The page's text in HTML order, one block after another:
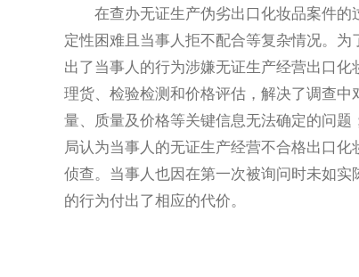
在查办无证生产伪劣出口化妆品案件的
定性困难且当事人拒不配合等复杂情况。
出了当事人的行为涉嫌无证生产经营出口
理货、检验检测和价格评估，解决了调查
量、质量及价格等关键信息无法确定的问
局认为当事人的无证生产经营不合格出口
侦查。当事人也因在第一次被询问时未如
的行为付出了相应的代价。